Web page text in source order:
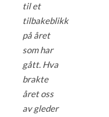
til et
tilbakeblikk
på året
som har
gått. Hva
brakte
året oss
av gleder